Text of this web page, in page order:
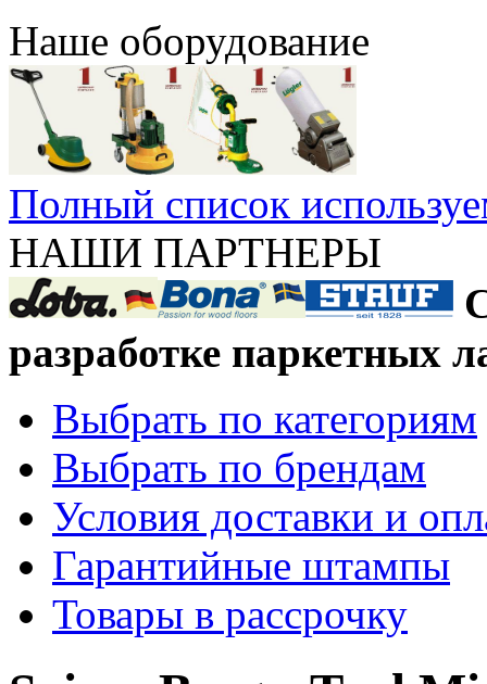
Наше оборудование
Полный список
НАШИ ПАРТНЕРЫ
разработке паркетных
Выбрать по категориям
Выбрать по брендам
Условия доставки и
Гарантийные штампы
Товары в рассрочку